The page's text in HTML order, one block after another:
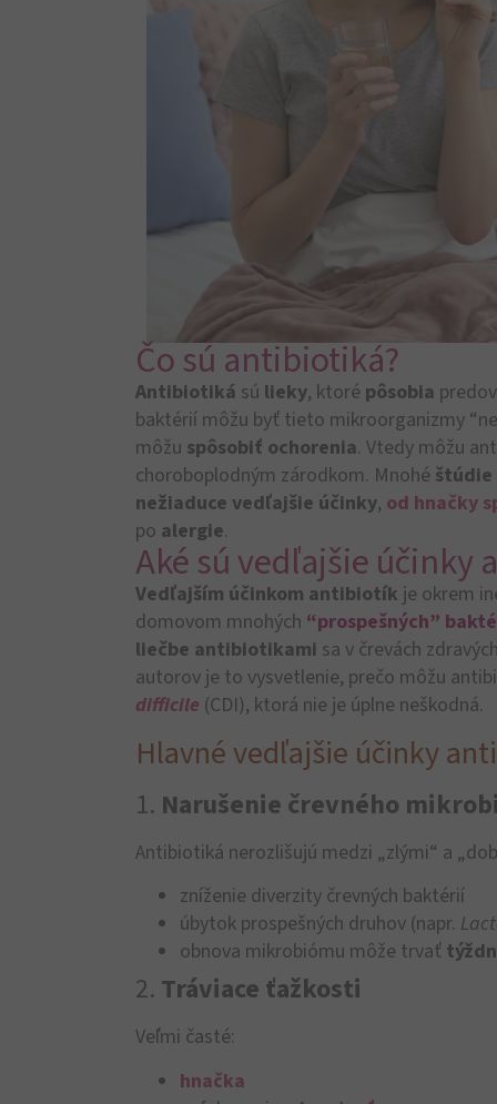
Čo sú antibiotiká?
Antibiotiká sú lieky, ktoré pôsobia
baktérií môžu byť tieto mikroorganizmy
môžu spôsobiť ochorenia. Vtedy môžu
choroboplodným zárodkom. Mnohé štúdie
nežiaduce vedľajšie účinky, od hnačky
po alergie.
Aké sú vedľajšie účinky
Vedľajším účinkom antibiotík je okrem
domovom mnohých “prospešných”
liečbe antibiotikami sa v črevách
autorov je to vysvetlenie, prečo môžu
difficile (CDI), ktorá nie je úplne neškodná.
Hlavné vedľajšie účinky
1. Narušenie črevného
Antibiotiká nerozlišujú medzi „zlými“ a
zníženie diverzity črevných baktérií
úbytok prospešných druhov (napr.
obnova mikrobiómu môže trvať
2. Tráviace ťažkosti
Veľmi časté:
hnačka